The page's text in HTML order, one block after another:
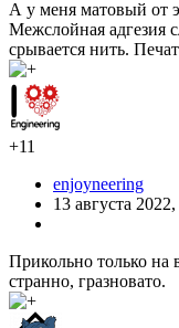
А у меня матовый от
Межслойная адгезия
срывается нить.
+11
enjoyneering
13 августа
Прикольно только на
странно, гразновато.